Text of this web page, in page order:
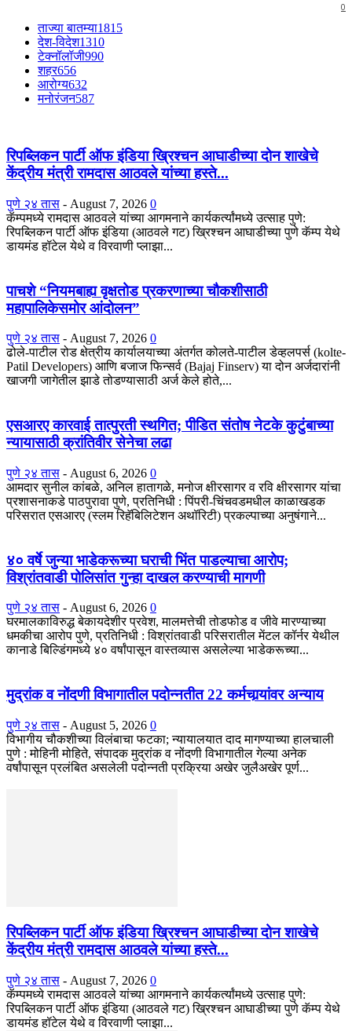
0
ताज्या बातम्या1815
देश-विदेश1310
टेक्नॉलॉजी990
शहर656
आरोग्य632
मनोरंजन587
रिपब्लिकन पार्टी ऑफ इंडिया ख्रिश्चन आघाडीच्या दोन शाखेचे
केंद्रीय मंत्री रामदास आठवले यांच्या हस्ते...
पुणे २४ तास - August 7, 2026 0
कॅम्पमध्ये रामदास आठवले यांच्या आगमनाने कार्यकर्त्यांमध्ये उत्साह पुणे:
रिपब्लिकन पार्टी ऑफ इंडिया (आठवले गट) ख्रिश्चन आघाडीच्या पुणे कॅम्प येथे
डायमंड हॉटेल येथे व विरवाणी प्लाझा...
पाचशे “नियमबाह्य वृक्षतोड प्रकरणाच्या चौकशीसाठी
महापालिकेसमोर आंदोलन”
पुणे २४ तास - August 7, 2026 0
ढोले-पाटील रोड क्षेत्रीय कार्यालयाच्या अंतर्गत कोलते-पाटील डेव्हलपर्स (kolte-
Patil Developers) आणि बजाज फिन्सर्व (Bajaj Finserv) या दोन अर्जदारांनी
खाजगी जागेतील झाडे तोडण्यासाठी अर्ज केले होते,...
एसआरए कारवाई तात्पुरती स्थगित; पीडित संतोष नेटके कुटुंबाच्या
न्यायासाठी क्रांतिवीर सेनेचा लढा
पुणे २४ तास - August 6, 2026 0
आमदार सुनील कांबळे, अनिल हातागळे, मनोज क्षीरसागर व रवि क्षीरसागर यांचा
प्रशासनाकडे पाठपुरावा पुणे, प्रतिनिधी : पिंपरी-चिंचवडमधील काळाखडक
परिसरात एसआरए (स्लम रिहॅबिलिटेशन अथॉरिटी) प्रकल्पाच्या अनुषंगाने...
४० वर्षे जुन्या भाडेकरूच्या घराची भिंत पाडल्याचा आरोप;
विश्रांतवाडी पोलिसांत गुन्हा दाखल करण्याची मागणी
पुणे २४ तास - August 6, 2026 0
घरमालकाविरुद्ध बेकायदेशीर प्रवेश, मालमत्तेची तोडफोड व जीवे मारण्याच्या
धमकीचा आरोप पुणे, प्रतिनिधी : विश्रांतवाडी परिसरातील मेंटल कॉर्नर येथील
कानाडे बिल्डिंगमध्ये ४० वर्षांपासून वास्तव्यास असलेल्या भाडेकरूच्या...
मुद्रांक व नोंदणी विभागातील पदोन्नतीत 22 कर्मचार्‍यांवर अन्याय
पुणे २४ तास - August 5, 2026 0
विभागीय चौकशीच्या विलंबाचा फटका; न्यायालयात दाद मागण्याच्या हालचाली
पुणे : मोहिनी मोहिते, संपादक मुद्रांक व नोंदणी विभागातील गेल्या अनेक
वर्षांपासून प्रलंबित असलेली पदोन्नती प्रक्रिया अखेर जुलैअखेर पूर्ण...
रिपब्लिकन पार्टी ऑफ इंडिया ख्रिश्चन आघाडीच्या दोन शाखेचे
केंद्रीय मंत्री रामदास आठवले यांच्या हस्ते...
पुणे २४ तास - August 7, 2026 0
कॅम्पमध्ये रामदास आठवले यांच्या आगमनाने कार्यकर्त्यांमध्ये उत्साह पुणे:
रिपब्लिकन पार्टी ऑफ इंडिया (आठवले गट) ख्रिश्चन आघाडीच्या पुणे कॅम्प येथे
डायमंड हॉटेल येथे व विरवाणी प्लाझा...